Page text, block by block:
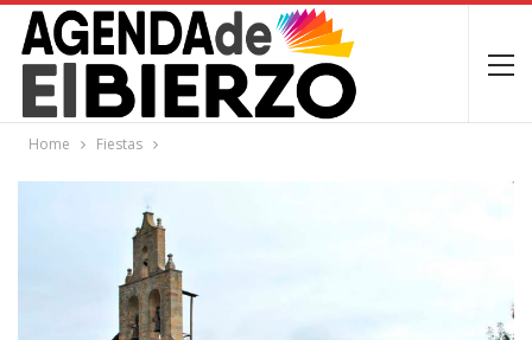
Home Fiestas